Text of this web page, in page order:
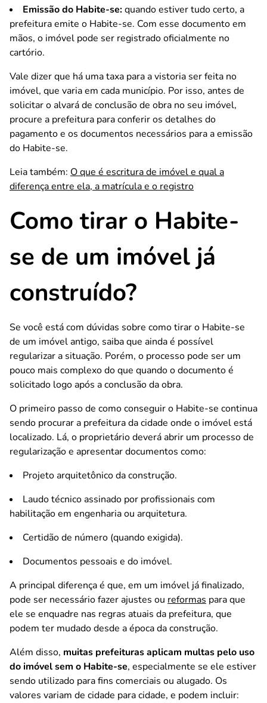
Emissão do Habite-se:quando estiver tudo certo, a
prefeitura emite o Habite-se. Com esse documento em
mãos, o imóvel pode ser registrado oficialmente no
cartório.
Vale dizer que há uma taxa para a vistoria ser feita no
imóvel, que varia em cada município. Por isso, antes de
solicitar o alvará de conclusão de obra no seu imóvel,
procure a prefeitura para conferir os detalhes do
pagamento e os documentos necessários para a emissão
do Habite-se.
Leia também: O que é escritura de imóvel e qual a
diferença entre ela, a matrícula e o registro
Como tirar o Habite-
se de um imóvel já
construído?
Se você está com dúvidas sobre como tirar o Habite-se
de um imóvel antigo, saiba que ainda é possível
regularizar a situação. Porém, o processo pode ser um
pouco mais complexo do que quando o documento é
solicitado logo após a conclusão da obra.
O primeiro passo de como conseguir o Habite-se continua
sendo procurar a prefeitura da cidade onde o imóvel está
localizado. Lá, o proprietário deverá abrir um processo de
regularização e apresentar documentos como:
Projeto arquitetônico da construção.
Laudo técnico assinado por profissionais com
habilitação em engenharia ou arquitetura.
Certidão de número (quando exigida).
Documentos pessoais e do imóvel.
A principal diferença é que, em um imóvel já finalizado,
pode ser necessário fazer ajustes ou reformas para que
ele se enquadre nas regras atuais da prefeitura, que
podem ter mudado desde a época da construção.
Além disso, muitas prefeituras aplicam multas pelo uso
do imóvel sem o Habite-se, especialmente se ele estiver
sendo utilizado para fins comerciais ou alugado. Os
valores variam de cidade para cidade, e podem incluir: